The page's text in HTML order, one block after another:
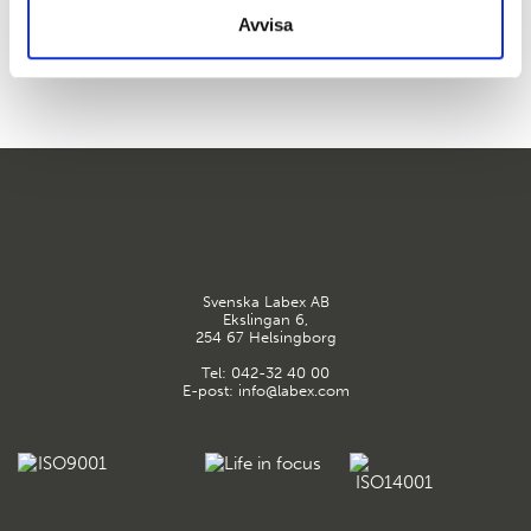
Avvisa
Svenska Labex AB
Ekslingan 6,
254 67 Helsingborg
Tel: 042-32 40 00
E-post: info@labex.com